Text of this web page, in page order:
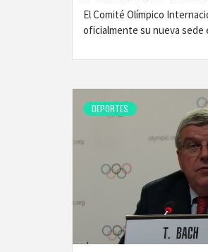
El Comité Olímpico
oficialmente su nueva sede
DEPORTES